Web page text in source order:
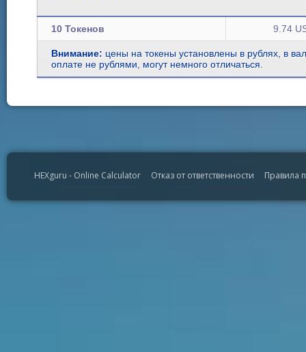
10 Токенов 9.74
Внимание: цены на токены установлены в рублях, в
оплате не рублями, могут немного отличаться.
HEXguru - Online Calculator Отказ от ответственности Правила